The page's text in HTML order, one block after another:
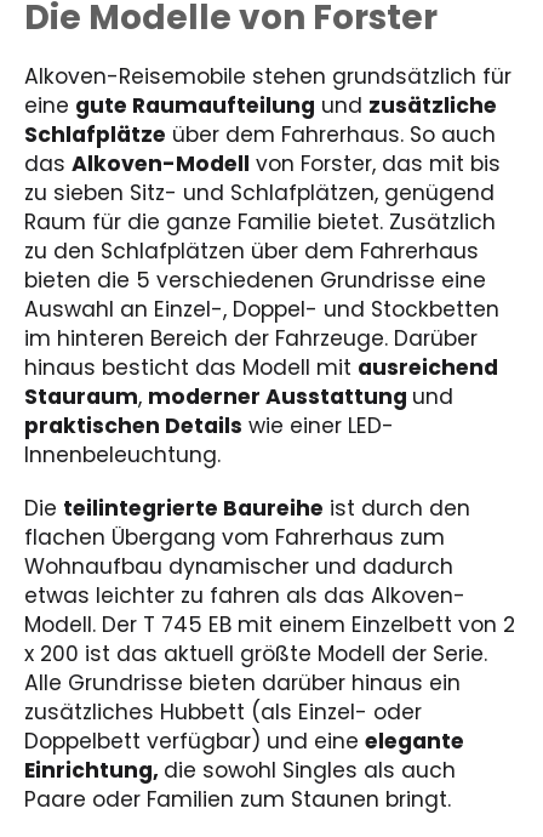
Die Modelle von Forster
Alkoven-Reisemobile stehen grundsätzlich für
eine gute Raumaufteilung und zusätzliche
Schlafplätze über dem Fahrerhaus. So auch
das Alkoven-Modell von Forster, das mit bis
zu sieben Sitz- und Schlafplätzen, genügend
Raum für die ganze Familie bietet. Zusätzlich
zu den Schlafplätzen über dem Fahrerhaus
bieten die 5 verschiedenen Grundrisse eine
Auswahl an Einzel-, Doppel- und Stockbetten
im hinteren Bereich der Fahrzeuge. Darüber
hinaus besticht das Modell mit ausreichend
Stauraum, moderner Ausstattung und
praktischen Details wie einer LED-
Innenbeleuchtung.
Die teilintegrierte Baureihe ist durch den
flachen Übergang vom Fahrerhaus zum
Wohnaufbau dynamischer und dadurch
etwas leichter zu fahren als das Alkoven-
Modell. Der T 745 EB mit einem Einzelbett von 2
x 200 ist das aktuell größte Modell der Serie.
Alle Grundrisse bieten darüber hinaus ein
zusätzliches Hubbett (als Einzel- oder
Doppelbett verfügbar) und eine elegante
Einrichtung, die sowohl Singles als auch
Paare oder Familien zum Staunen bringt.